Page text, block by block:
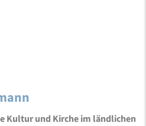
Kultur und Kirche im ländlichen